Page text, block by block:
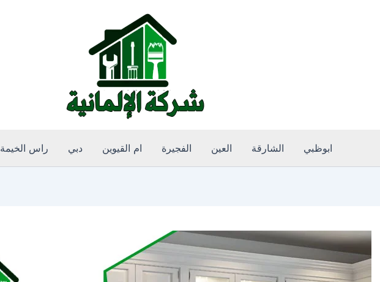
ابوظبي الشارقة العين الفجيرة ام القيوين دبي راس الخيمة